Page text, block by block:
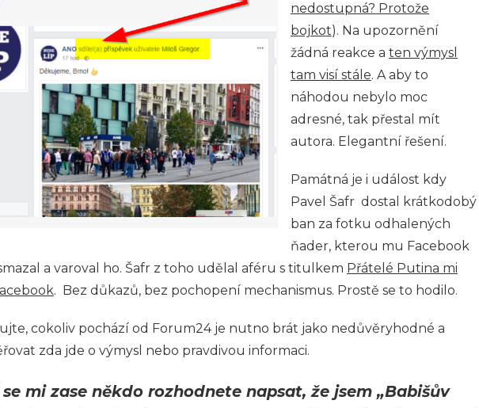
nedostupná? Protože
bojkot). Na upozornění
žádná reakce a ten výmysl
tam visí stále. A aby to
náhodou nebylo moc
adresné, tak přestal mít
autora. Elegantní řešení.
Památná je i událost kdy
Pavel Šafr dostal krátkodobý
ban za fotku odhalených
ňader, kterou mu Facebook
a varoval ho. Šafr z toho udělal aféru s titulkem Přátelé Putina mi
. Bez důkazů, bez pochopení mechanismus. Prostě se to hodilo.
cokoliv pochází od Forum24 je nutno brát jako nedůvěryhodné a
zda jde o výmysl nebo pravdivou informaci.
se mi zase někdo rozhodnete napsat, že jsem „Babišův